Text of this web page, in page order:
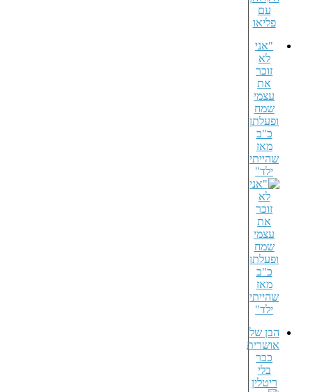
"אני
לא
זוכר
את
עצמי
שמח
ופעלתן
כ"כ
מאז
שהייתי
ילד"
הבן של
אושרית
כבר
בלי
ריטלין